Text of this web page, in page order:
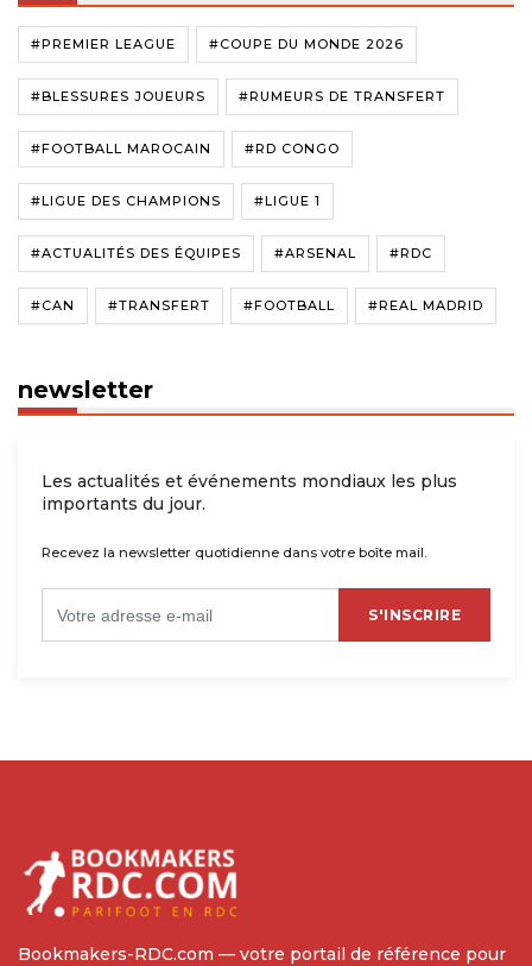
#PREMIER LEAGUE #COUPE DU MONDE 2026
#BLESSURES JOUEURS #RUMEURS DE TRANSFERT
#FOOTBALL MAROCAIN #RD CONGO
#LIGUE DES CHAMPIONS #LIGUE 1
#ACTUALITÉS DES ÉQUIPES #ARSENAL #RDC
#CAN #TRANSFERT #FOOTBALL #REAL MADRID
newsletter
Les actualités et événements mondiaux les plus
importants du jour.
Recevez la newsletter quotidienne dans votre boîte mail.
S'INSCRIRE
Bookmakers-RDC.com — votre portail de référence pour